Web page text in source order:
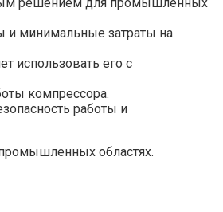
и минимальные затраты на
использовать его с
компрессора.
работы и
областях.